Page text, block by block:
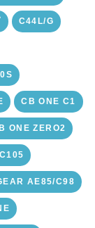
C44L/G
CB ONE C1
ONE ZERO2
AE85/C98